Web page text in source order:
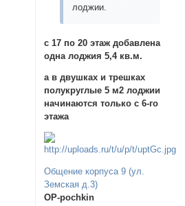
лоджии.
с 17 по 20 этаж добавлена
одна лоджия 5,4 кв.м.
а в двушках и трешках
полукруглые 5 м2 лоджии
начинаются только с 6-го
этажа
Общение корпуса 9 (ул.
Земская д.3)
OP-pochkin